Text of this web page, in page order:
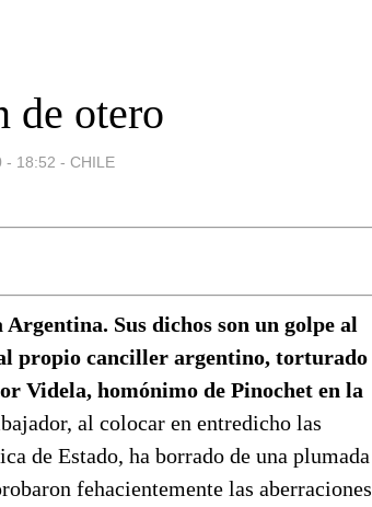
de otero
- 18:52 - CHILE
Sus dichos son un golpe al
propio canciller argentino, torturado
Videla, homónimo de Pinochet en la
al colocar en entredicho las
de Estado, ha borrado de una plumada
fehacientemente las aberraciones